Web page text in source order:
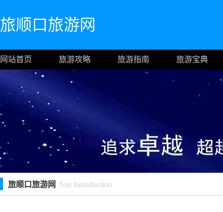
旅顺口旅游网
网站首页 旅游攻略 旅游指南 旅游宝典
旅顺口旅游网 Site Introduction